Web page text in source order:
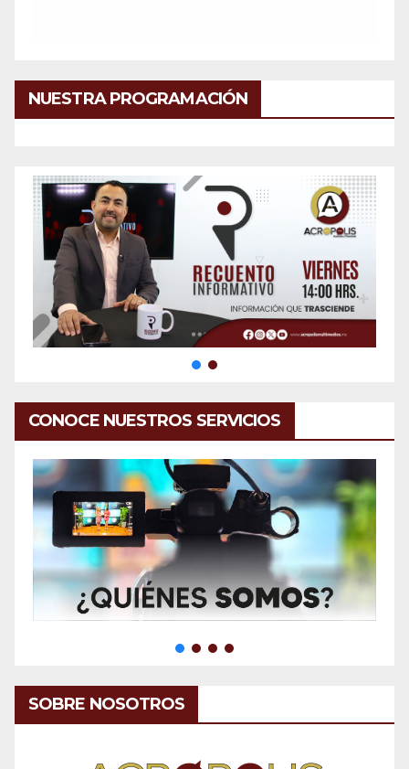
NUESTRA PROGRAMACIÓN
CONOCE NUESTROS SERVICIOS
SOBRE NOSOTROS